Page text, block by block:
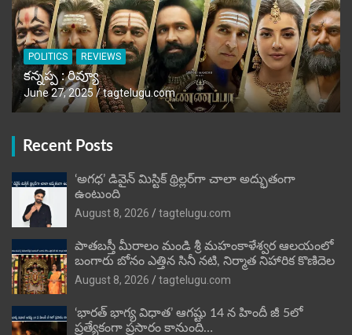
POLITICS REVIEWS
కన్నప్ప : రివ్యూ
June 27, 2025 tagtelugu.com
Recent Posts
‘అగధ’ డివైన్ మిస్టిక్ థ్రిల్లర్‌గా చాలా అద్భుతంగా
ఉంటుంది
August 8, 2026
tagtelugu.com
పాతబస్తీ మీరాలం మండి శ్రీ మహంకాళేశ్వర ఆలయంలో
బంగారు బోనం ఎత్తిన సినీ నటి, నిర్మాత నిహారిక కొణిదెల
August 8, 2026
tagtelugu.com
‘భారత్ భాగ్య విధాత’ ఆగష్టు 14 న హిందీ జీ 5లో
ప్రత్యేకంగా ప్రసారం కానుంది…